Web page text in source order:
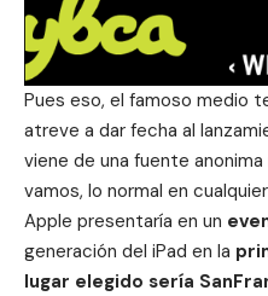
Pues eso, el famoso medio
atreve a dar fecha al
viene de una fuente
vamos, lo normal en
Apple presentaría en un
generación del iPad en la
lugar elegido sería